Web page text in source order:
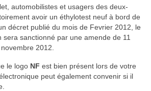
automobilistes et usagers des deux-
avoir un éthylotest neuf à bord de
décret publié du mois de Fevrier 2012, le
sera sanctionné par une amende de 11
2012.
le logo NF est bien présent lors de votre
peut également convenir si il